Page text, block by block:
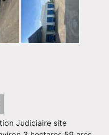
Judiciaire site